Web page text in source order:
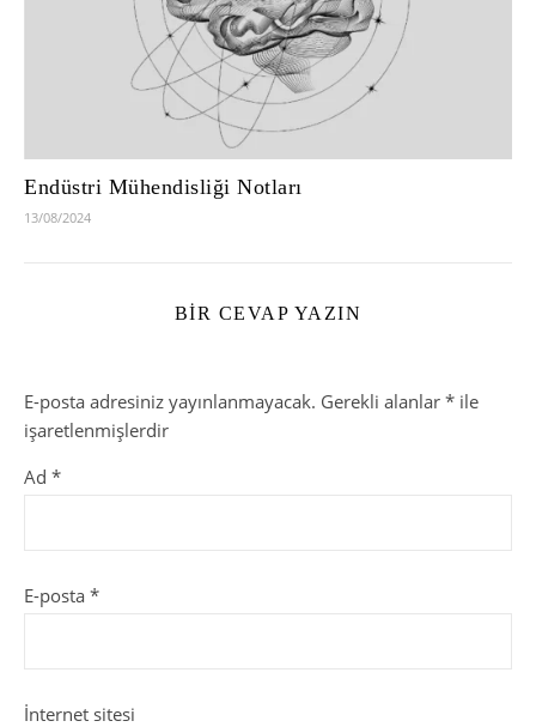
Endüstri Mühendisliği Notları
13/08/2024
BIR CEVAP YAZIN
E-posta adresiniz yayınlanmayacak. Gerekli alanlar * ile
işaretlenmişlerdir
Ad *
E-posta *
İnternet sitesi